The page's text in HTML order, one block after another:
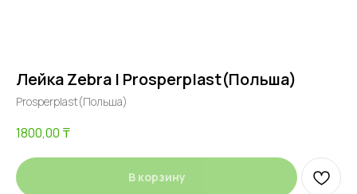
Лейка Zebra | Prosperplast(Польша)
Prosperplast(Польша)
1800,00 ₸
В корзину